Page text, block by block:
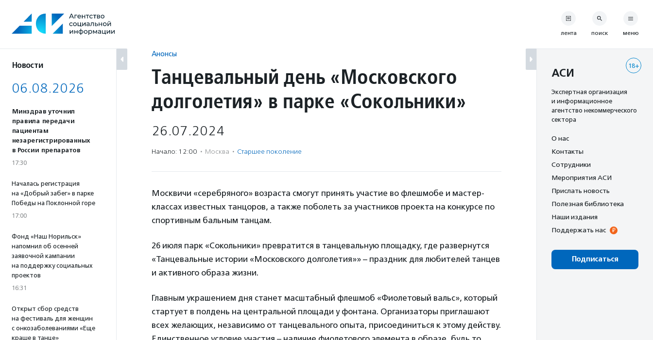
содержанию
Новости
06.08.2026
Минздрав уточнил
правила передачи
пациентам
незарегистрированных
в России препаратов
17:30
Началась регистрация
на «Добрый забег» в парке
Победы на Поклонной горе
17:00
Фонд «Наш Норильск»
напомнил об осенней
заявочной кампании
на поддержку социальных
проектов
16:31
Открыт сбор средств
на фестиваль для женщин
с онкозаболеваниями «Еще
краше в танце»
Анонсы
Танцевальный день «Московского
долголетия» в парке «Сокольники»
26.07.2024
Начало: 12:00 · Москва · Старшее поколение
Москвичи «серебряного» возраста смогут принять участие во флешмобе и мастер-
классах известных танцоров, а также поболеть за участников проекта на конкурсе по
спортивным бальным танцам.
26 июля парк «Сокольники» превратится в танцевальную площадку, где развернутся
«Танцевальные истории «Московского долголетия»» – праздник для любителей танцев
и активного образа жизни.
Главным украшением дня станет масштабный флешмоб «Фиолетовый вальс», который
стартует в полдень на центральной площади у фонтана. Организаторы приглашают
всех желающих, независимо от танцевального опыта, присоединиться к этому действу.
лента поиск меню
18+
АСИ
Экспертная организация
и информационное
агентство некоммерческого
сектора
О нас
Контакты
Сотрудники
Мероприятия АСИ
Прислать новость
Полезная библиотека
Наши издания
Поддержать нас
Подписаться